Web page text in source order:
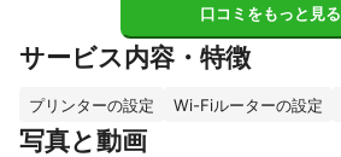
口コミをもっと見る
サービス内容・特徴
プリンターの設定 Wi-Fiルーターの設定
写真と動画